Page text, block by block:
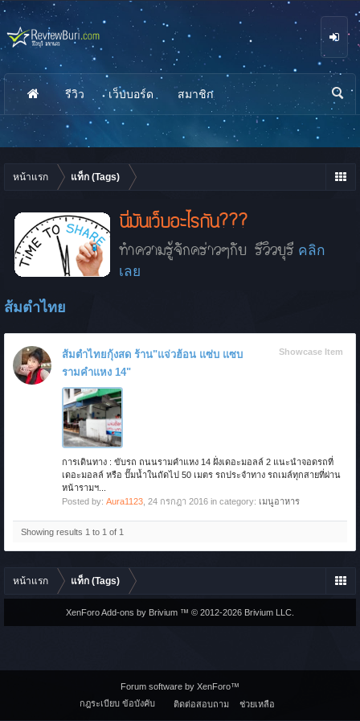
หน้าแรก แท็ก (Tags)
นี่มันเว็บอะไรกัน???
ทำความรู้จักคร่าวๆกับ รีวิวบุรี คลิก
เลย
ส้มตำไทย
Showcase Item
ส้มตำไทยกุ้งสด ร้าน"แจ่วฮ้อน แซ่บ แซบ
รามคำแหง 14"
การเดินทาง : ขับรถ ถนนรามคำแหง 14 ฝั่งเดอะมอลล์ 2 แนะนำจอดรถที่
เดอะมอลล์ หรือ ปั๊มน้ำในถัดไป 50 เมตร รถประจำทาง รถเมล์ทุกสายที่ผ่าน
หน้ารามฯ...
Posted by: Aura1123 24 กรกฎา 2016 in category: เมนูอาหาร
Showing results 1 to 1 of 1
หน้าแรก แท็ก (Tags)
XenForo Add-ons by Brivium ™ © 2012-2026 Brivium LLC.
รีวิว เว็บบอร์ด สมาชิก
นห
า
Forum software by XenForo™
กฎระเบียบ ข้อบังคับ
ติดต่อสอบถาม ช่วยเหลือ